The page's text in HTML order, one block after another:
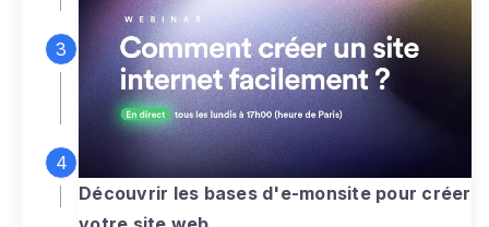
Personnalisez entièrement le
designpour créer un site web sur-mesure,
à votre image
Ajoutez des pagessans limite pour
présenter votre activité, votre passion
Découvrir les bases d'e-monsite pour créer